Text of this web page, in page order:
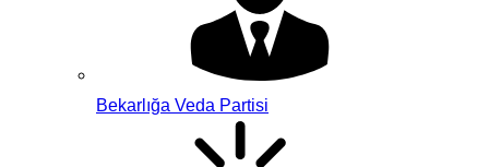
Bekarlığa Veda Partisi